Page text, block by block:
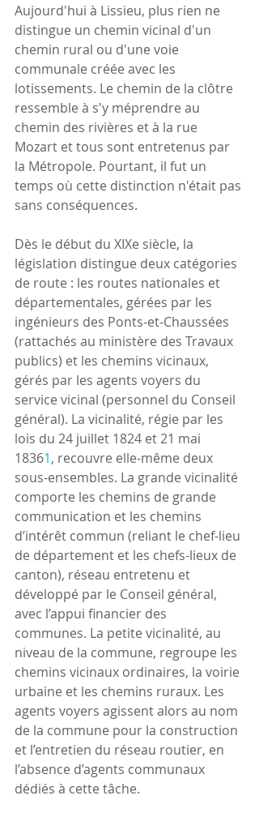
Aujourd'hui à Lissieu, plus rien ne
distingue un chemin vicinal d'un
chemin rural ou d'une voie
communale créée avec les
lotissements. Le chemin de la clôtre
ressemble à s'y méprendre au
chemin des rivières et à la rue
Mozart et tous sont entretenus par
la Métropole. Pourtant, il fut un
temps où cette distinction n'était pas
sans conséquences.
Dès le début du XIXe siècle, la
législation distingue deux catégories
de route : les routes nationales et
départementales, gérées par les
ingénieurs des Ponts-et-Chaussées
(rattachés au ministère des Travaux
publics) et les chemins vicinaux,
gérés par les agents voyers du
service vicinal (personnel du Conseil
général). La vicinalité, régie par les
lois du 24 juillet 1824 et 21 mai
18361, recouvre elle-même deux
sous-ensembles. La grande vicinalité
comporte les chemins de grande
communication et les chemins
d’intérêt commun (reliant le chef-lieu
de département et les chefs-lieux de
canton), réseau entretenu et
développé par le Conseil général,
avec l’appui financier des
communes. La petite vicinalité, au
niveau de la commune, regroupe les
chemins vicinaux ordinaires, la voirie
urbaine et les chemins ruraux. Les
agents voyers agissent alors au nom
de la commune pour la construction
et l’entretien du réseau routier, en
l’absence d’agents communaux
dédiés à cette tâche.